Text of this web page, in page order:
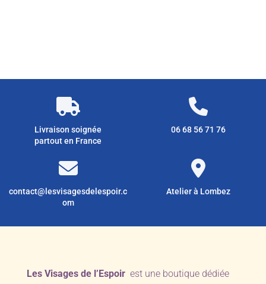
Livraison soignée
partout en France
06 68 56 71 76
contact@lesvisagesdelespoir.c
om
Atelier à Lombez
Les Visages de l’Espoir est une boutique dédiée